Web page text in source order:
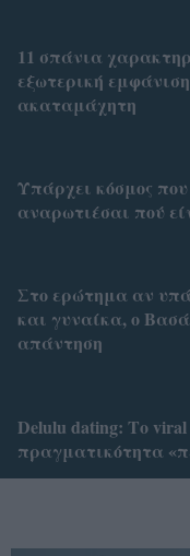
11 σπάνια
εξωτερική
ακαταμάχητη
Υπάρχει κόσμος
αναρωτιέσαι πού
Στο ερώτημα αν
και γυναίκα, ο
απάντηση
Delulu dating: Το
πραγματικότητα